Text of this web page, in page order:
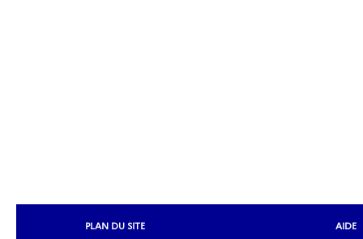
PLAN DU SITE AIDE